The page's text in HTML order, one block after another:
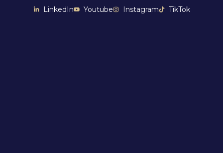
LinkedIn Youtube Instagram TikTok